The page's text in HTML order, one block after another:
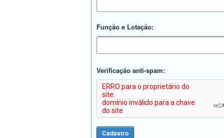
Função e Lotação:
Verificação anti-spam: